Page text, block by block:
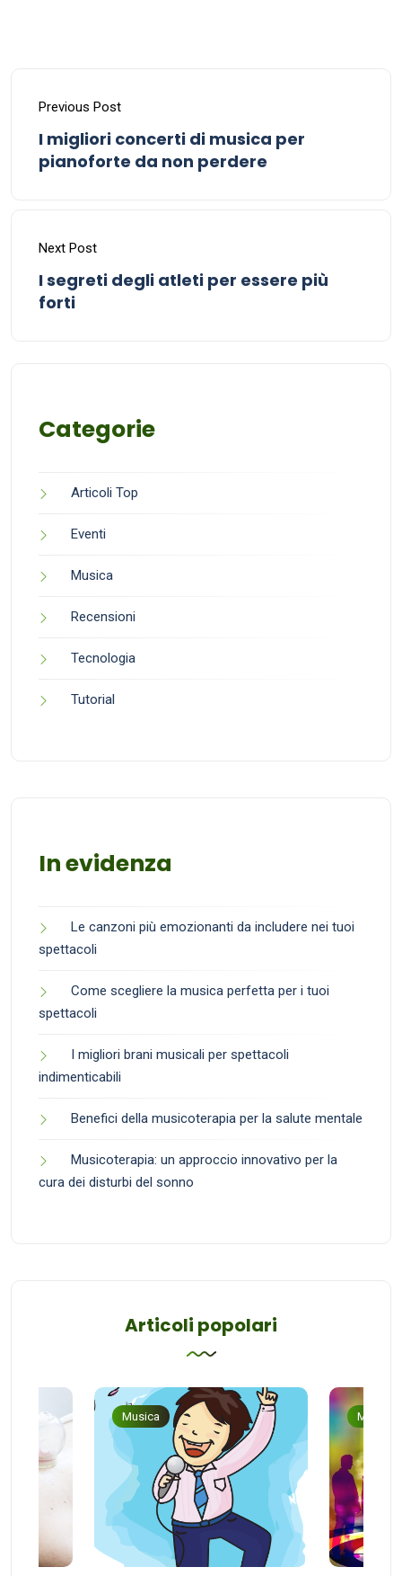
Previous Post
I migliori concerti di musica per
pianoforte da non perdere
Next Post
I segreti degli atleti per essere più
forti
Categorie
Articoli Top
Eventi
Musica
Recensioni
Tecnologia
Tutorial
In evidenza
Le canzoni più emozionanti da includere nei tuoi
spettacoli
Come scegliere la musica perfetta per i tuoi
spettacoli
I migliori brani musicali per spettacoli
indimenticabili
Benefici della musicoterapia per la salute mentale
Musicoterapia: un approccio innovativo per la
cura dei disturbi del sonno
Articoli popolari
Musica Musica